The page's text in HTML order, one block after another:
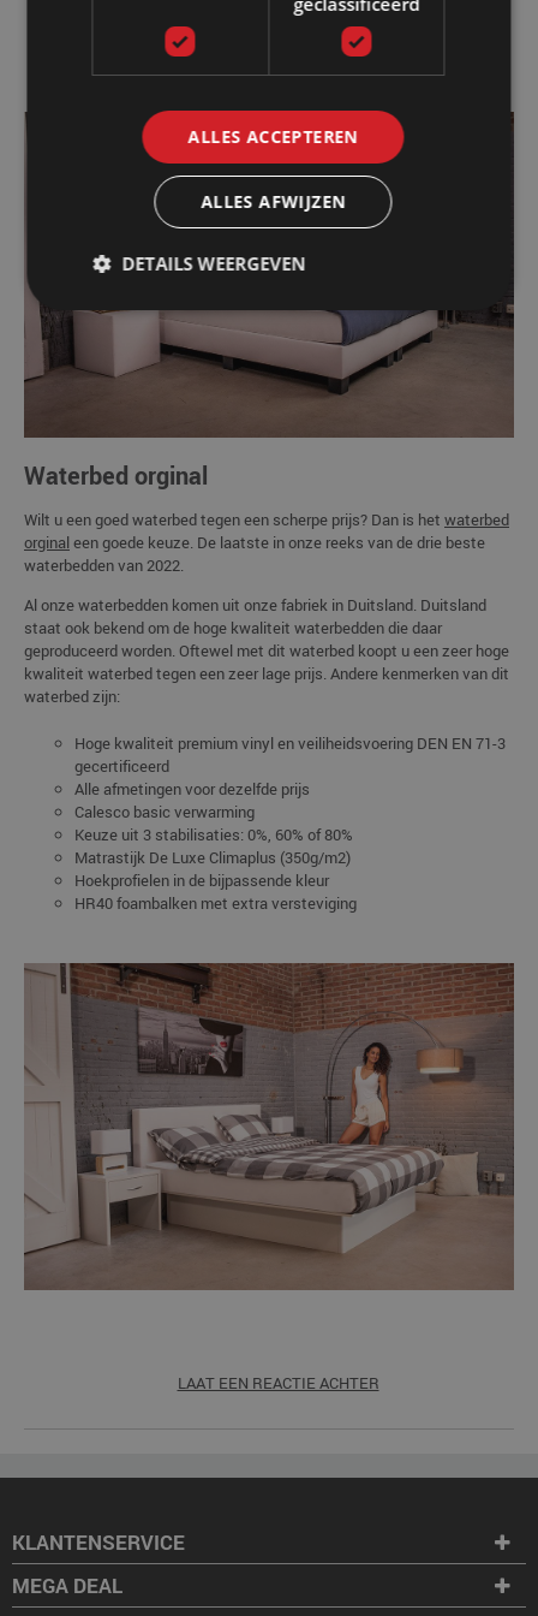
Matrastijk De Luxe Climaplus (350g/m2)
HR40 foambalken met extra versteviging
Waterbed orginal
Wilt u een goed waterbed tegen een scherpe prijs? Dan is het waterbed
orginaleen goede keuze. De laatste in onze reeks van de drie beste
waterbedden van 2022.
Al onze waterbedden komen uit onze fabriek in Duitsland. Duitsland
staat ook bekend om de hoge kwaliteit waterbedden die daar
geproduceerd worden. Oftewel met dit waterbed koopt u een zeer hoge
kwaliteit waterbed tegen een zeer lage prijs. Andere kenmerken van dit
waterbed zijn:
Hoge kwaliteit premium vinyl en veiliheidsvoering DEN EN 71-3
gecertificeerd
Alle afmetingen voor dezelfde prijs
Calesco basic verwarming
Keuze uit 3 stabilisaties: 0%, 60% of 80%
Matrastijk De Luxe Climaplus (350g/m2)
Hoekprofielen in de bijpassende kleur
HR40 foambalken met extra versteviging
LAAT EEN REACTIE ACHTER
KLANTENSERVICE
MEGA DEAL
ALLES ACCEPTEREN
ALLES AFWIJZEN
DETAILS WEERGEVEN